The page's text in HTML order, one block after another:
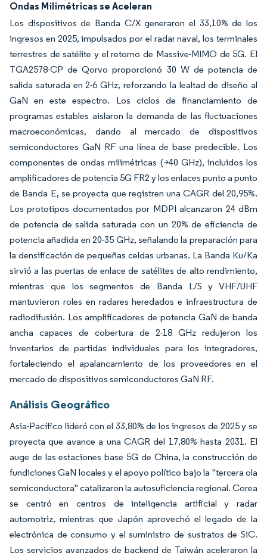
Ondas Milimétricas se Aceleran
Los dispositivos de Banda C/X generaron el 33,10% de los
ingresos en 2025, impulsados por el radar naval, los terminales
terrestres de satélite y el retorno de Massive-MIMO de 5G. El
TGA2578-CP de Qorvo proporcionó 30 W de potencia de
salida saturada en 2-6 GHz, reforzando la lealtad de diseño al
GaN en este espectro. Los ciclos de financiamiento de
programas estables aislaron la demanda de las fluctuaciones
macroeconómicas, dando al mercado de dispositivos
semiconductores GaN RF una línea de base predecible. Los
componentes de ondas milimétricas (>40 GHz), incluidos los
amplificadores de potencia 5G FR2 y los enlaces punto a punto
de Banda E, se proyecta que registren una CAGR del 20,95%.
Los prototipos documentados por MDPI alcanzaron 24 dBm
de potencia de salida saturada con un 20% de eficiencia de
potencia añadida en 20-35 GHz, señalando la preparación para
la densificación de pequeñas celdas urbanas. La Banda Ku/Ka
sirvió a las puertas de enlace de satélites de alto rendimiento,
mientras que los segmentos de Banda L/S y VHF/UHF
mantuvieron roles en radares heredados e infraestructura de
radiodifusión. Los amplificadores de potencia GaN de banda
ancha capaces de cobertura de 2-18 GHz redujeron los
inventarios de partidas individuales para los integradores,
fortaleciendo el apalancamiento de los proveedores en el
mercado de dispositivos semiconductores GaN RF.
Análisis Geográfico
Asia-Pacífico lideró con el 33,80% de los ingresos de 2025 y se
proyecta que avance a una CAGR del 17,80% hasta 2031. El
auge de las estaciones base 5G de China, la construcción de
fundiciones GaN locales y el apoyo político bajo la "tercera ola
semiconductora" catalizaron la autosuficiencia regional. Corea
se centró en centros de inteligencia artificial y radar
automotriz, mientras que Japón aprovechó el legado de la
electrónica de consumo y el suministro de sustratos de SiC.
Los servicios avanzados de backend de Taiwán aceleraron la